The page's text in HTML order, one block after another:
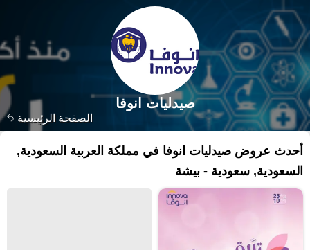
الصفحة الرئيسية
صيدليات انوفا
أحدث عروض صيدليات انوفا في مملكة العربية السعودية,
السعودية, سعودية - بيشة